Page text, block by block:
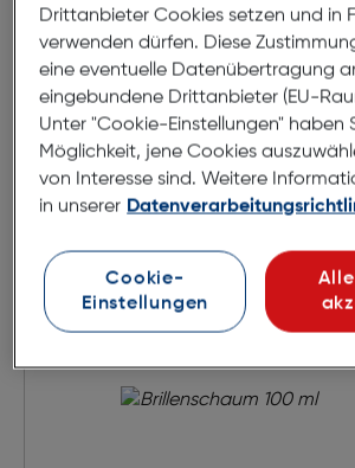
Zubehör
Drittanbieter Cookies setzen und in
verwenden dürfen. Diese
eine eventuelle Datenübertragung
eingebundene Drittanbieter (EU-
Unter "Cookie-Einstellungen" haben
Möglichkeit, jene Cookies
von Interesse sind. Weitere
in unserer
Cookie-
Einstellungen